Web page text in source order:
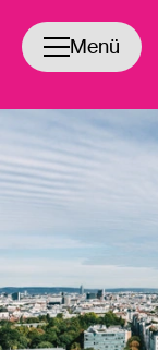
Navigation
Menü